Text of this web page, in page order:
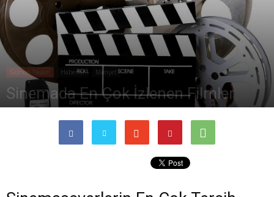
Güncel Yaşam Haberler Manşet
Sinemada En Çok İzlenen Filmler